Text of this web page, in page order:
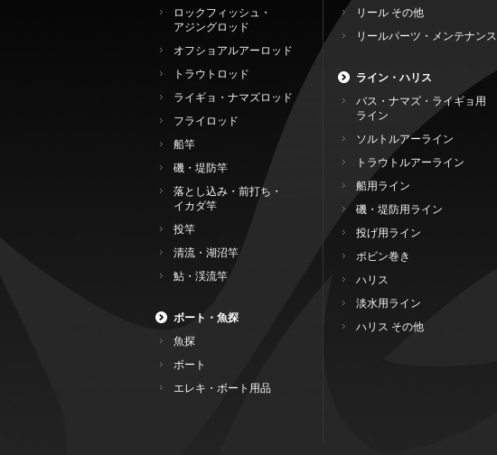
ロックフィッシュ・
アジングロッド
オフショアルアーロッド
トラウトロッド
ライギョ・ナマズロッド
フライロッド
船竿
磯・堤防竿
落とし込み・前打ち・
イカダ竿
投竿
清流・湖沼竿
鮎・渓流竿
ボート・魚探
魚探
ボート
エレキ・ボート用品
リール その他
リールパーツ・メンテナンス
ライン・ハリス
バス・ナマズ・ライギョ用
ライン
ソルトルアーライン
トラウトルアーライン
船用ライン
磯・堤防用ライン
投げ用ライン
ボビン巻き
ハリス
淡水用ライン
ハリス その他